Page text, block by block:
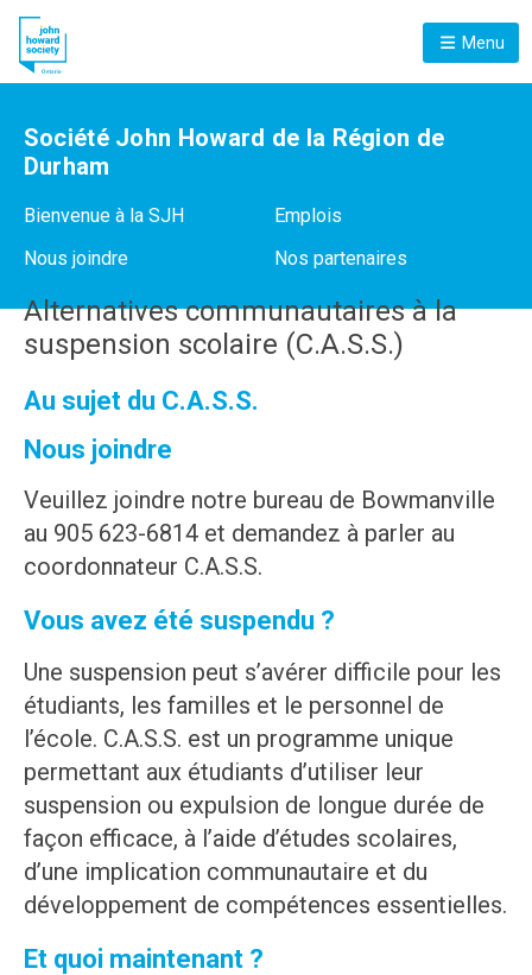
Menu
Société John Howard de la Région de
Durham
Bienvenue à la SJH
Emplois
Nous joindre
Nos partenaires
Alternatives communautaires à la
suspension scolaire (C.A.S.S.)
Au sujet du C.A.S.S.
Nous joindre
Veuillez joindre notre bureau de Bowmanville
au 905 623-6814 et demandez à parler au
coordonnateur C.A.S.S.
Vous avez été suspendu ?
Une suspension peut s’avérer difficile pour les
étudiants, les familles et le personnel de
l’école. C.A.S.S. est un programme unique
permettant aux étudiants d’utiliser leur
suspension ou expulsion de longue durée de
façon efficace, à l’aide d’études scolaires,
d’une implication communautaire et du
développement de compétences essentielles.
Et quoi maintenant ?